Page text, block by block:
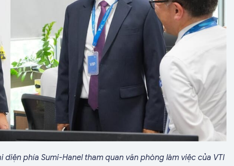
diện phía Sumi-Hanel tham quan văn phòng làm việc của VTI